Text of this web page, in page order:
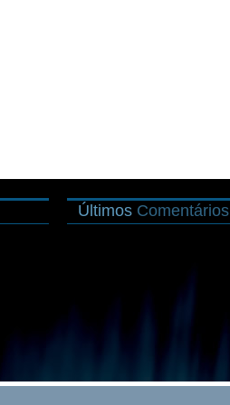
Últimos Comentários